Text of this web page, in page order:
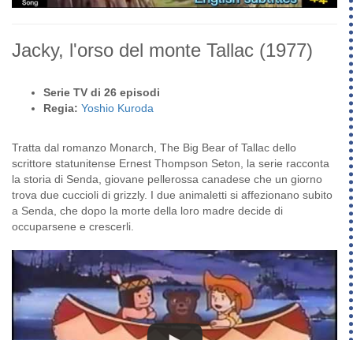
Jacky, l'orso del monte Tallac (1977)
Serie TV di 26 episodi
Regia: Yoshio Kuroda
Tratta dal romanzo Monarch, The Big Bear of Tallac dello
scrittore statunitense Ernest Thompson Seton, la serie racconta
la storia di Senda, giovane pellerossa canadese che un giorno
trova due cuccioli di grizzly. I due animaletti si affezionano subito
a Senda, che dopo la morte della loro madre decide di
occuparsene e crescerli.